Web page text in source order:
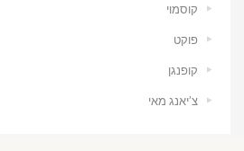
קוסמוי
פוקט
קופנגן
צ’יאנג מאי